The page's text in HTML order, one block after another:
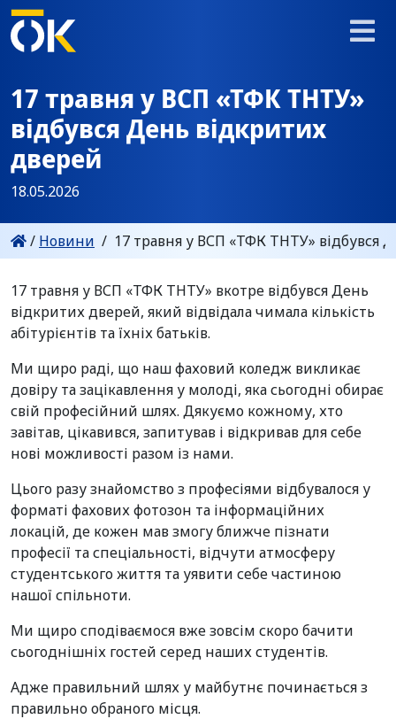
17 травня у ВСП «ТФК ТНТУ»
відбувся День відкритих
дверей
18.05.2026
/ Новини / 17 травня у ВСП «ТФК ТНТУ» відбувся
17 травня у ВСП «ТФК ТНТУ» вкотре відбувся День
відкритих дверей, який відвідала чимала кількість
абітурієнтів та їхніх батьків.
Ми щиро раді, що наш фаховий коледж викликає
довіру та зацікавлення у молоді, яка сьогодні обирає
свій професійний шлях. Дякуємо кожному, хто
завітав, цікавився, запитував і відкривав для себе
нові можливості разом із нами.
Цього разу знайомство з професіями відбувалося у
форматі фахових фотозон та інформаційних
локацій, де кожен мав змогу ближче пізнати
професії та спеціальності, відчути атмосферу
студентського життя та уявити себе частиною
нашої спільноти.
Ми щиро сподіваємося вже зовсім скоро бачити
сьогоднішніх гостей серед наших студентів.
Адже правильний шлях у майбутнє починається з
правильно обраного місця.